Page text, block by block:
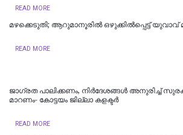
READ MORE
മഴക്കെടുതി; ആറുമാനൂരിൽ ഒഴുക്കില്‍പ്പെട്ട് യുവാവ്
READ MORE
ജാഗ്രത പാലിക്കണം, നിര്‍ദേശങ്ങള്‍ അനുരിച്ച്
മാറണം- കോട്ടയം ജില്ലാ കളക്ടര്‍
READ MORE